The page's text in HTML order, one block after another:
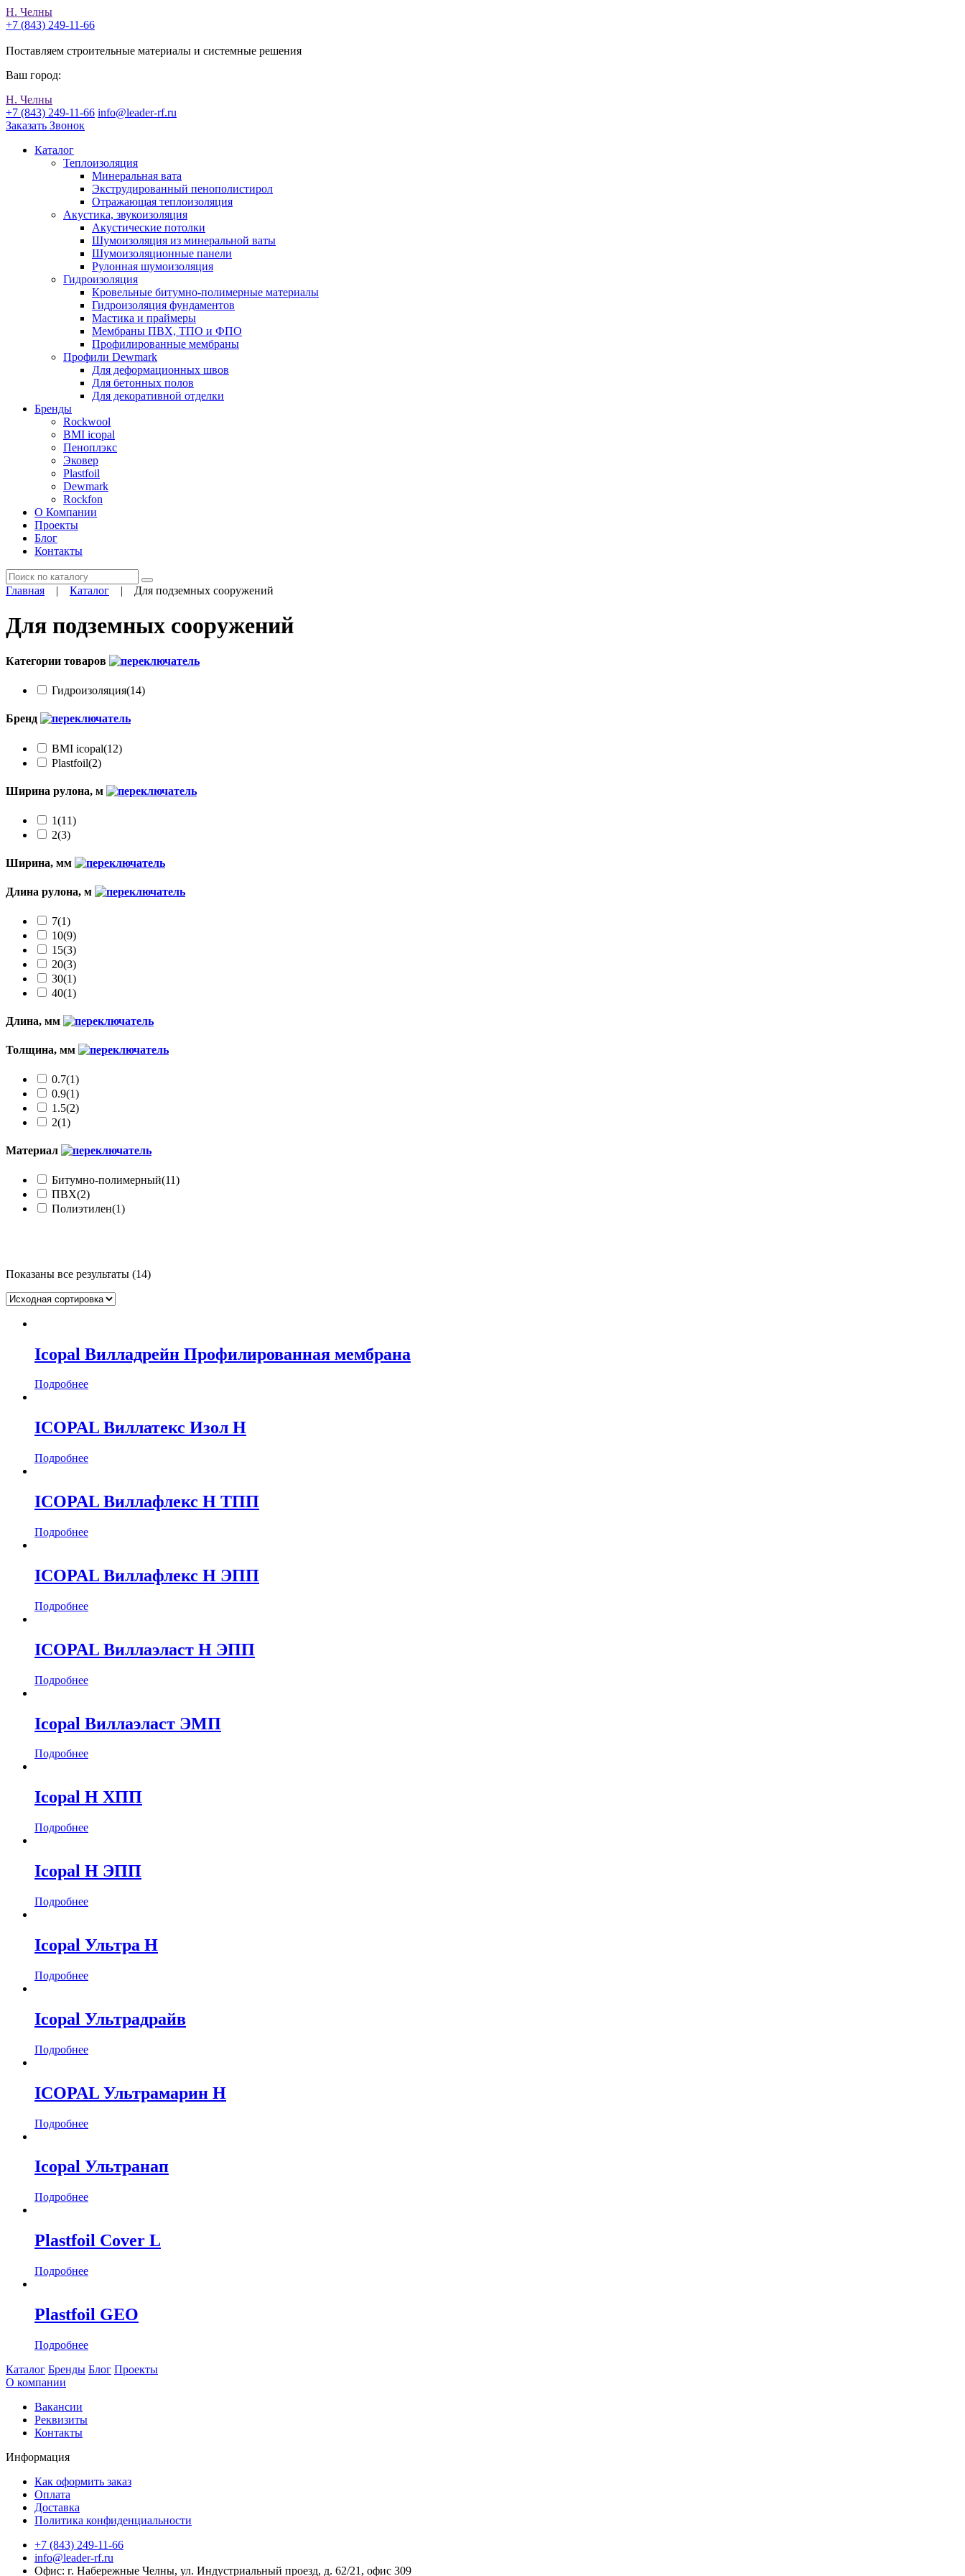
Н. Челны
+7 (843) 249-11-66
Поставляем строительные материалы и системные решения
Ваш город:
Н. Челны
+7 (843) 249-11-66 info@leader-rf.ru
Заказать Звонок
Каталог
Теплоизоляция
Минеральная вата
Экструдированный пенополистирол
Отражающая теплоизоляция
Акустика, звукоизоляция
Акустические потолки
Шумоизоляция из минеральной ваты
Шумоизоляционные панели
Рулонная шумоизоляция
Гидроизоляция
Кровельные битумно-полимерные материалы
Гидроизоляция фундаментов
Мастика и праймеры
Мембраны ПВХ, ТПО и ФПО
Профилированные мембраны
Профили Dewmark
Для деформационных швов
Для бетонных полов
Для декоративной отделки
Бренды
Rockwool
BMI icopal
Пеноплэкс
Эковер
Plastfoil
Dewmark
Rockfon
О Компании
Проекты
Блог
Контакты
Поиск
Главная | Каталог | Для подземных сооружений
Для подземных сооружений
Категории товаров
Гидроизоляция(14)
Бренд
BMI icopal(12)
Plastfoil(2)
Ширина рулона, м
1(11)
2(3)
Ширина, мм
Длина рулона, м
7(1)
10(9)
15(3)
20(3)
30(1)
40(1)
Длина, мм
Толщина, мм
0.7(1)
0.9(1)
1.5(2)
2(1)
Материал
Битумно-полимерный(11)
ПВХ(2)
Полиэтилен(1)
Гидроизоляция
BMI icopal
Plastfoil(2)
Ширина рулона, м
1(11)
2(3)
Ширина, мм
10(9)
30(1)
Длина, мм
Толщина, мм
0.7(1)
2(1)
Материал
ПВХ (2)
Полиэтилен(1)
Показаны все результаты (14)
Icopal Вилладрейн Профилированная мембрана
Подробнее
ICOPAL Виллатекс Изол Н
Подробнее
ICOPAL Виллафлекс Н ТПП
Подробнее
ICOPAL Виллафлекс Н ЭПП
Подробнее
ICOPAL Виллаэласт Н ЭПП
Подробнее
Icopal Виллаэласт ЭМП
Подробнее
Icopal Н ХПП
Подробнее
Icopal Н ЭПП
Подробнее
Icopal Ультра Н
Подробнее
Icopal Ультрадрайв
Подробнее
ICOPAL Ультрамарин Н
Подробнее
Icopal Ультранап
Подробнее
Plastfoil Cover L
Подробнее
Plastfoil GEO
Подробнее
Каталог Бренды Блог Проекты
О компании
Вакансии
Реквизиты
Контакты
Информация
Как оформить заказ
Оплата
Доставка
Политика конфиденциальности
+7 (843) 249-11-66
info@leader-rf.ru
Офис: г. Набережные Челны, ул. Индустриальный проезд, д. 62/21, офис 309